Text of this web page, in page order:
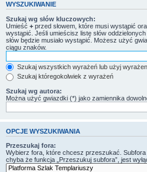
WYSZUKIWANIE
Szukaj wg słów kluczowych:
Umieść + przed słowem, które musi wystąpić
wystąpić. Jeśli umieścisz listę słów oddzielonych
słów będzie musiało wystąpić. Możesz użyć
ciągu znaków.
Szukaj wszystkich wyrażeń lub użyj
Szukaj któregokolwiek z wyrażeń
Szukaj wg autora:
Można użyć gwiazdki (*) jako zamiennika
OPCJE WYSZUKIWANIA
Przeszukaj fora:
Wybierz fora, które chcesz przeszukać.
chyba że funkcja „Przeszukuj subfora”, jest